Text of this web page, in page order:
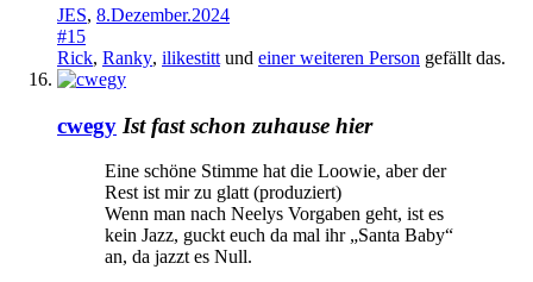
JES, 8.Dezember.2024
#15
Rick, Ranky, ilikestitt und einer weiteren Person gefällt das.
cwegy Ist fast schon zuhause hier
Eine schöne Stimme hat die Loowie, aber der
Rest ist mir zu glatt (produziert)
Wenn man nach Neelys Vorgaben geht, ist es
kein Jazz, guckt euch da mal ihr „Santa Baby“
an, da jazzt es Null.